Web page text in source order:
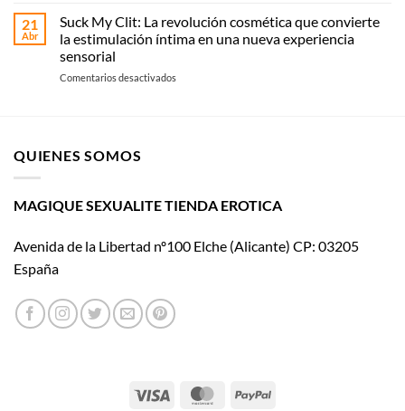
Sexualité
tipo
historia
de
Womanizer
al
21
Abr
Suck My Clit: La revolución cosmética que convierte
la estimulación íntima en una nueva experiencia
sensorial
Comentarios desactivadosen
convierte
la
íntima
QUIENES SOMOS
MAGIQUE SEXUALITE TIENDA EROTICA
Avenida de la Libertad nº100 Elche (Alicante) CP: 03205
España
Visa MasterCardPayPal